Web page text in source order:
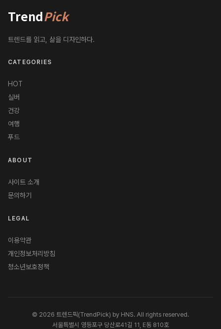
TrendPick
트렌드를 읽고, 삶을 디자인하다.
CATEGORIES
HOT
실버
건강
여행
푸드
ABOUT
사이트 소개
문의하기
LEGAL
이용약관
개인정보처리방침
청소년보호정책
© 2026 트렌드픽(TrendPick) by HNS. All rights reserved.
서울특별시 영등포구 당산로41길 11, E동 810호